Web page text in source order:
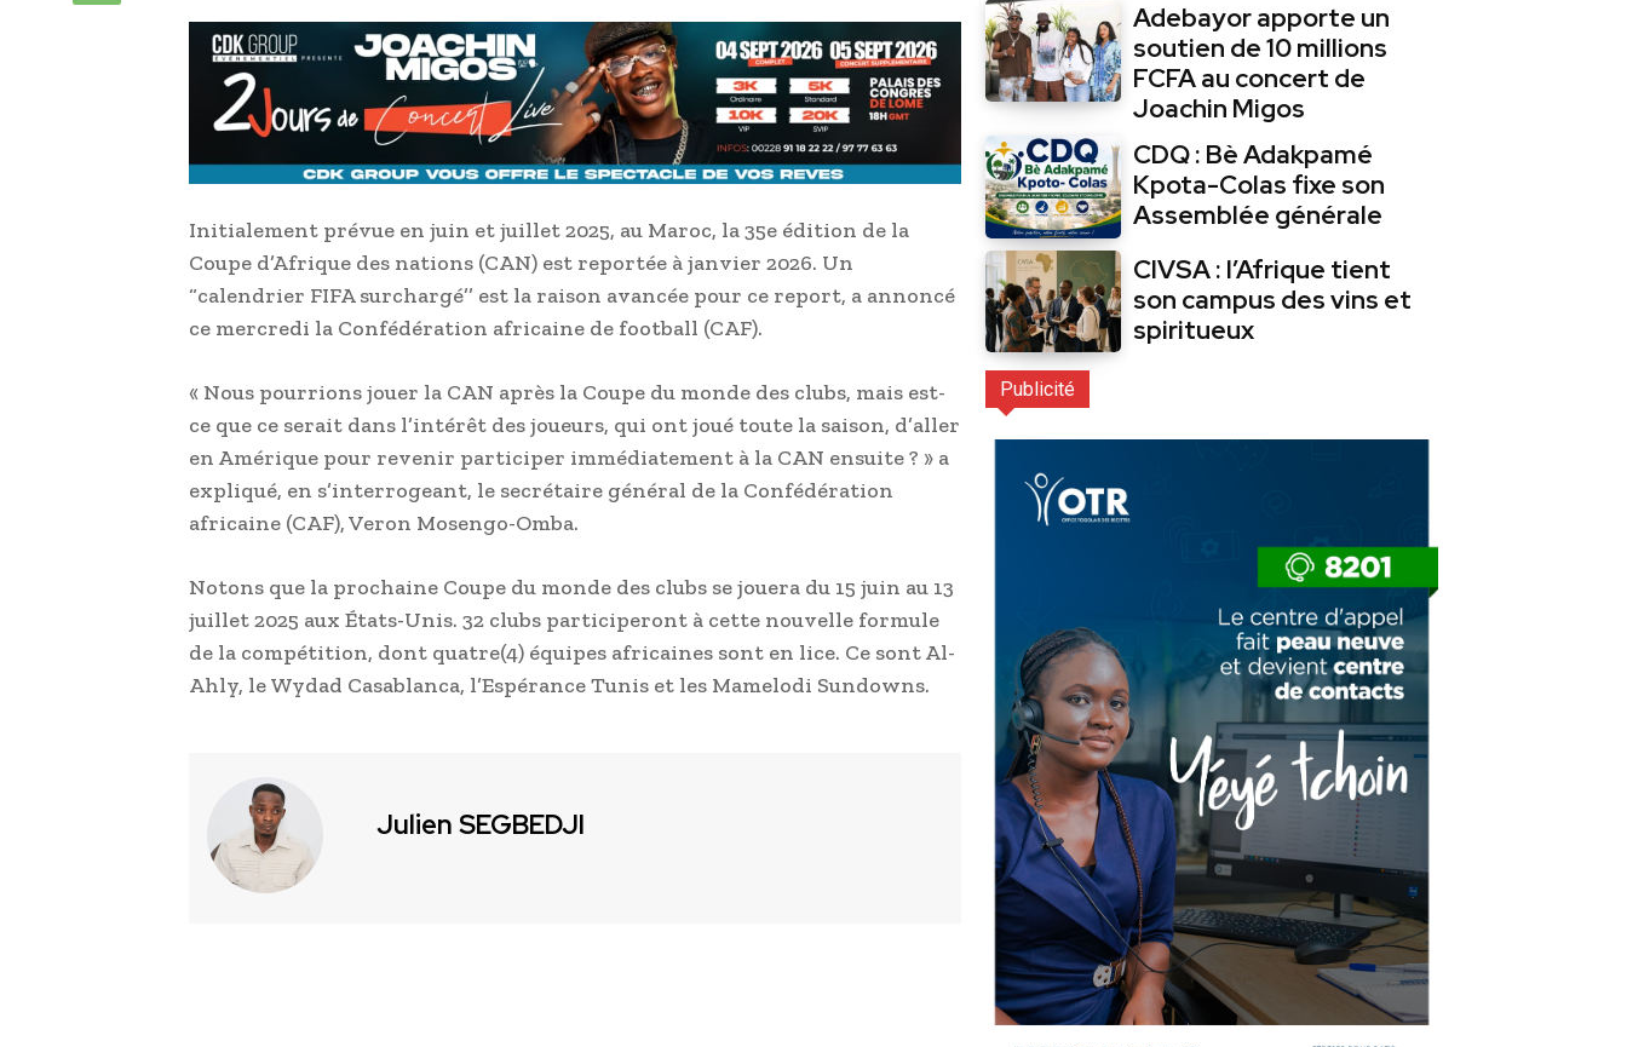
Initialement prévue en juin et juillet 2025, au Maroc, la 35e édition de la
Coupe d’Afrique des nations (CAN) est reportée à janvier 2026. Un
“calendrier FIFA surchargé’’ est la raison avancée pour ce report, a annoncé
ce mercredi la Confédération africaine de football (CAF).
« Nous pourrions jouer la CAN après la Coupe du monde des clubs, mais est-
ce que ce serait dans l’intérêt des joueurs, qui ont joué toute la saison, d’aller
en Amérique pour revenir participer immédiatement à la CAN ensuite ? » a
expliqué, en s’interrogeant, le secrétaire général de la Confédération
africaine (CAF), Veron Mosengo-Omba.
Notons que la prochaine Coupe du monde des clubs se jouera du 15 juin au 13
juillet 2025 aux États-Unis. 32 clubs participeront à cette nouvelle formule
de la compétition, dont quatre(4) équipes africaines sont en lice. Ce sont Al-
Ahly, le Wydad Casablanca, l’Espérance Tunis et les Mamelodi Sundowns.
Julien SEGBEDJI
Adebayor apporte un
soutien de 10 millions
FCFA au concert de
Joachin Migos
CDQ : Bè Adakpamé
Kpota-Colas fixe son
Assemblée générale
CIVSA : l’Afrique tient
son campus des vins et
spiritueux
Publicité